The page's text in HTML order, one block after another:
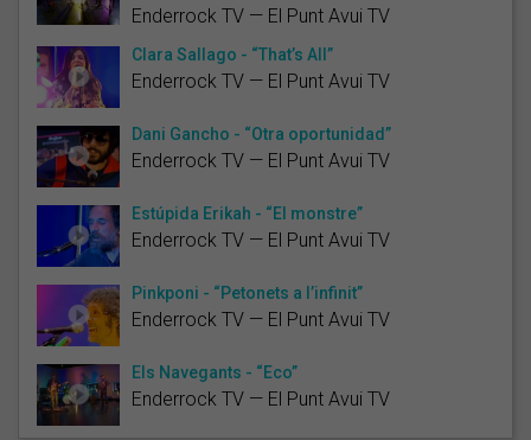
Enderrock TV — El Punt Avui TV
Clara Sallago - “That’s All”
Enderrock TV — El Punt Avui TV
Dani Gancho - “Otra oportunidad”
Enderrock TV — El Punt Avui TV
Estúpida Erikah - “El monstre”
Enderrock TV — El Punt Avui TV
Pinkponi - “Petonets a l’infinit”
Enderrock TV — El Punt Avui TV
Els Navegants - “Eco”
Enderrock TV — El Punt Avui TV